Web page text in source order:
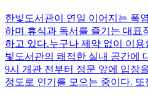
한빛도서관이 연일 이어지는 폭
하며 휴식과 독서를 즐기는 대표
하고 있다.누구나 제약 없이 이
빛도서관의 쾌적한 실내 공간에
9시 개관 전부터 정문 앞에 입장
정도로 인기를 모으는 중이다.